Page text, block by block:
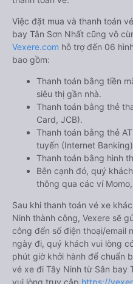
Việc đặt mua và thanh toán
bay Tân Sơn Nhất cũng vô
Vexere.com hỗ trợ đến 06
bao gồm:
Thanh toán bằng tiền
siêu thị gần nhà.
Thanh toán bằng thẻ
Card, JCB).
Thanh toán bằng thẻ
tuyến (Internet
Thanh toán bằng hình
Bên cạnh đó, quý
thông qua các ví
Sau khi thanh toán vé xe
Ninh thành công, Vexere sẽ
công đến số điện thoại/email
ngày đi, quý khách vui lòng
phút giờ khởi hành để chuẩn
vé xe đi Tây Ninh từ Sân bay
vui lòng truy cập https://